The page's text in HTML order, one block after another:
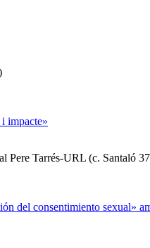
impacte»
Pere Tarrés-URL (c. Santaló
del consentimiento sexual»